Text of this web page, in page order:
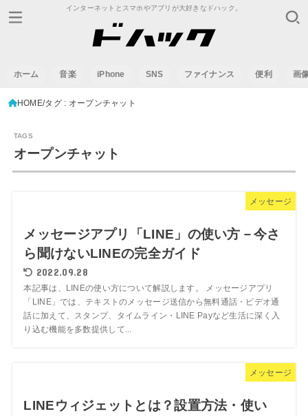
インターネットとスマホやアプリが大好きなドハック。
ホーム 音楽 iPhone SNS ファイナンス 便利 画
HOME タグ : オープンチャット
オープンチャット
メッセージ
メッセージアプリ「LINE」の使い方－今さ
ら聞けないLINEの完全ガイド
2022.09.28
本記事は、LINEの使い方について解説します。 メッセージアプリ
「LINE」では、テキストのメッセージ送信から無料通話・ビデオ通
話に加えて、スタンプ、タイムライン・LINE Payなど生活に深く入
り込む機能を多数提供して...
メッセージ
LINEウィジェットとは？設置方法・使い